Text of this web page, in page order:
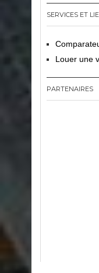
SERVICES ET
Louer une
PARTENAIRES